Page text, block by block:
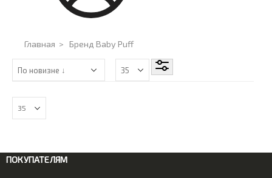
Главная > Бренд Baby Puff
ПОКУПАТЕЛЯМ